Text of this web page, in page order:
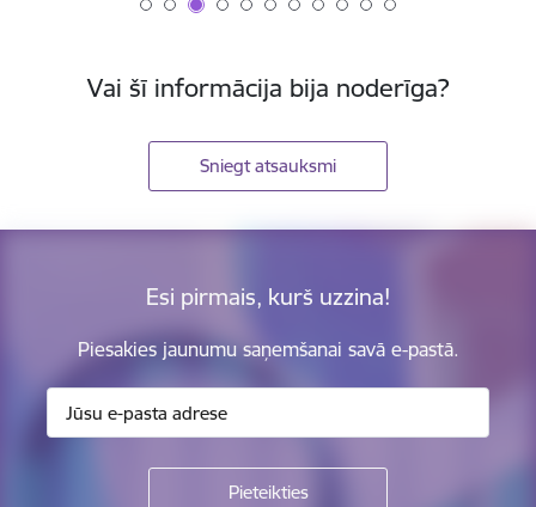
Vai šī informācija bija noderīga?
Sniegt atsauksmi
Esi pirmais, kurš uzzina!
Piesakies jaunumu saņemšanai savā e-pastā.